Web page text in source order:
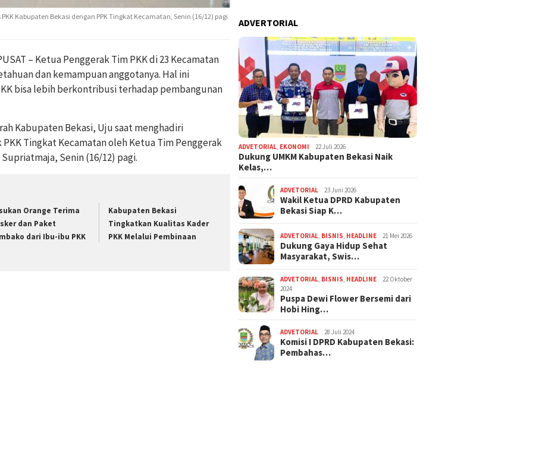
Kabupaten Bekasi dengan PPK Tingkat Kecamatan, Senin (16/12) pagi
– Ketua Penggerak Tim PKK di 23 Kecamatan
dan kemampuan anggotanya. Hal ini
bisa lebih berkontribusi terhadap pembangunan
Kabupaten Bekasi, Uju saat menghadiri
Tingkat Kecamatan oleh Ketua Tim Penggerak
Senin (16/12) pagi.
Orange Terima
dan Paket
dari Ibu-ibu PKK
Kabupaten Bekasi
Tingkatkan Kualitas Kader
PKK Melalui Pembinaan
ADVERTORIAL
ADVETORIAL EKONOMI 22 Juli 2026
Dukung UMKM Kabupaten Bekasi Naik
Kelas,…
ADVETORIAL 23 Juni 2026
Wakil Ketua DPRD Kabupaten
Bekasi Siap K…
ADVETORIAL BISNIS HEADLINE 21 Mei 2026
Dukung Gaya Hidup Sehat
Masyarakat, Swis…
ADVETORIAL BISNIS HEADLINE
22 Oktober
2024
Puspa Dewi Flower Bersemi dari
Hobi Hing…
ADVETORIAL 28 Juli 2024
Komisi I DPRD Kabupaten Bekasi:
Pembahas…